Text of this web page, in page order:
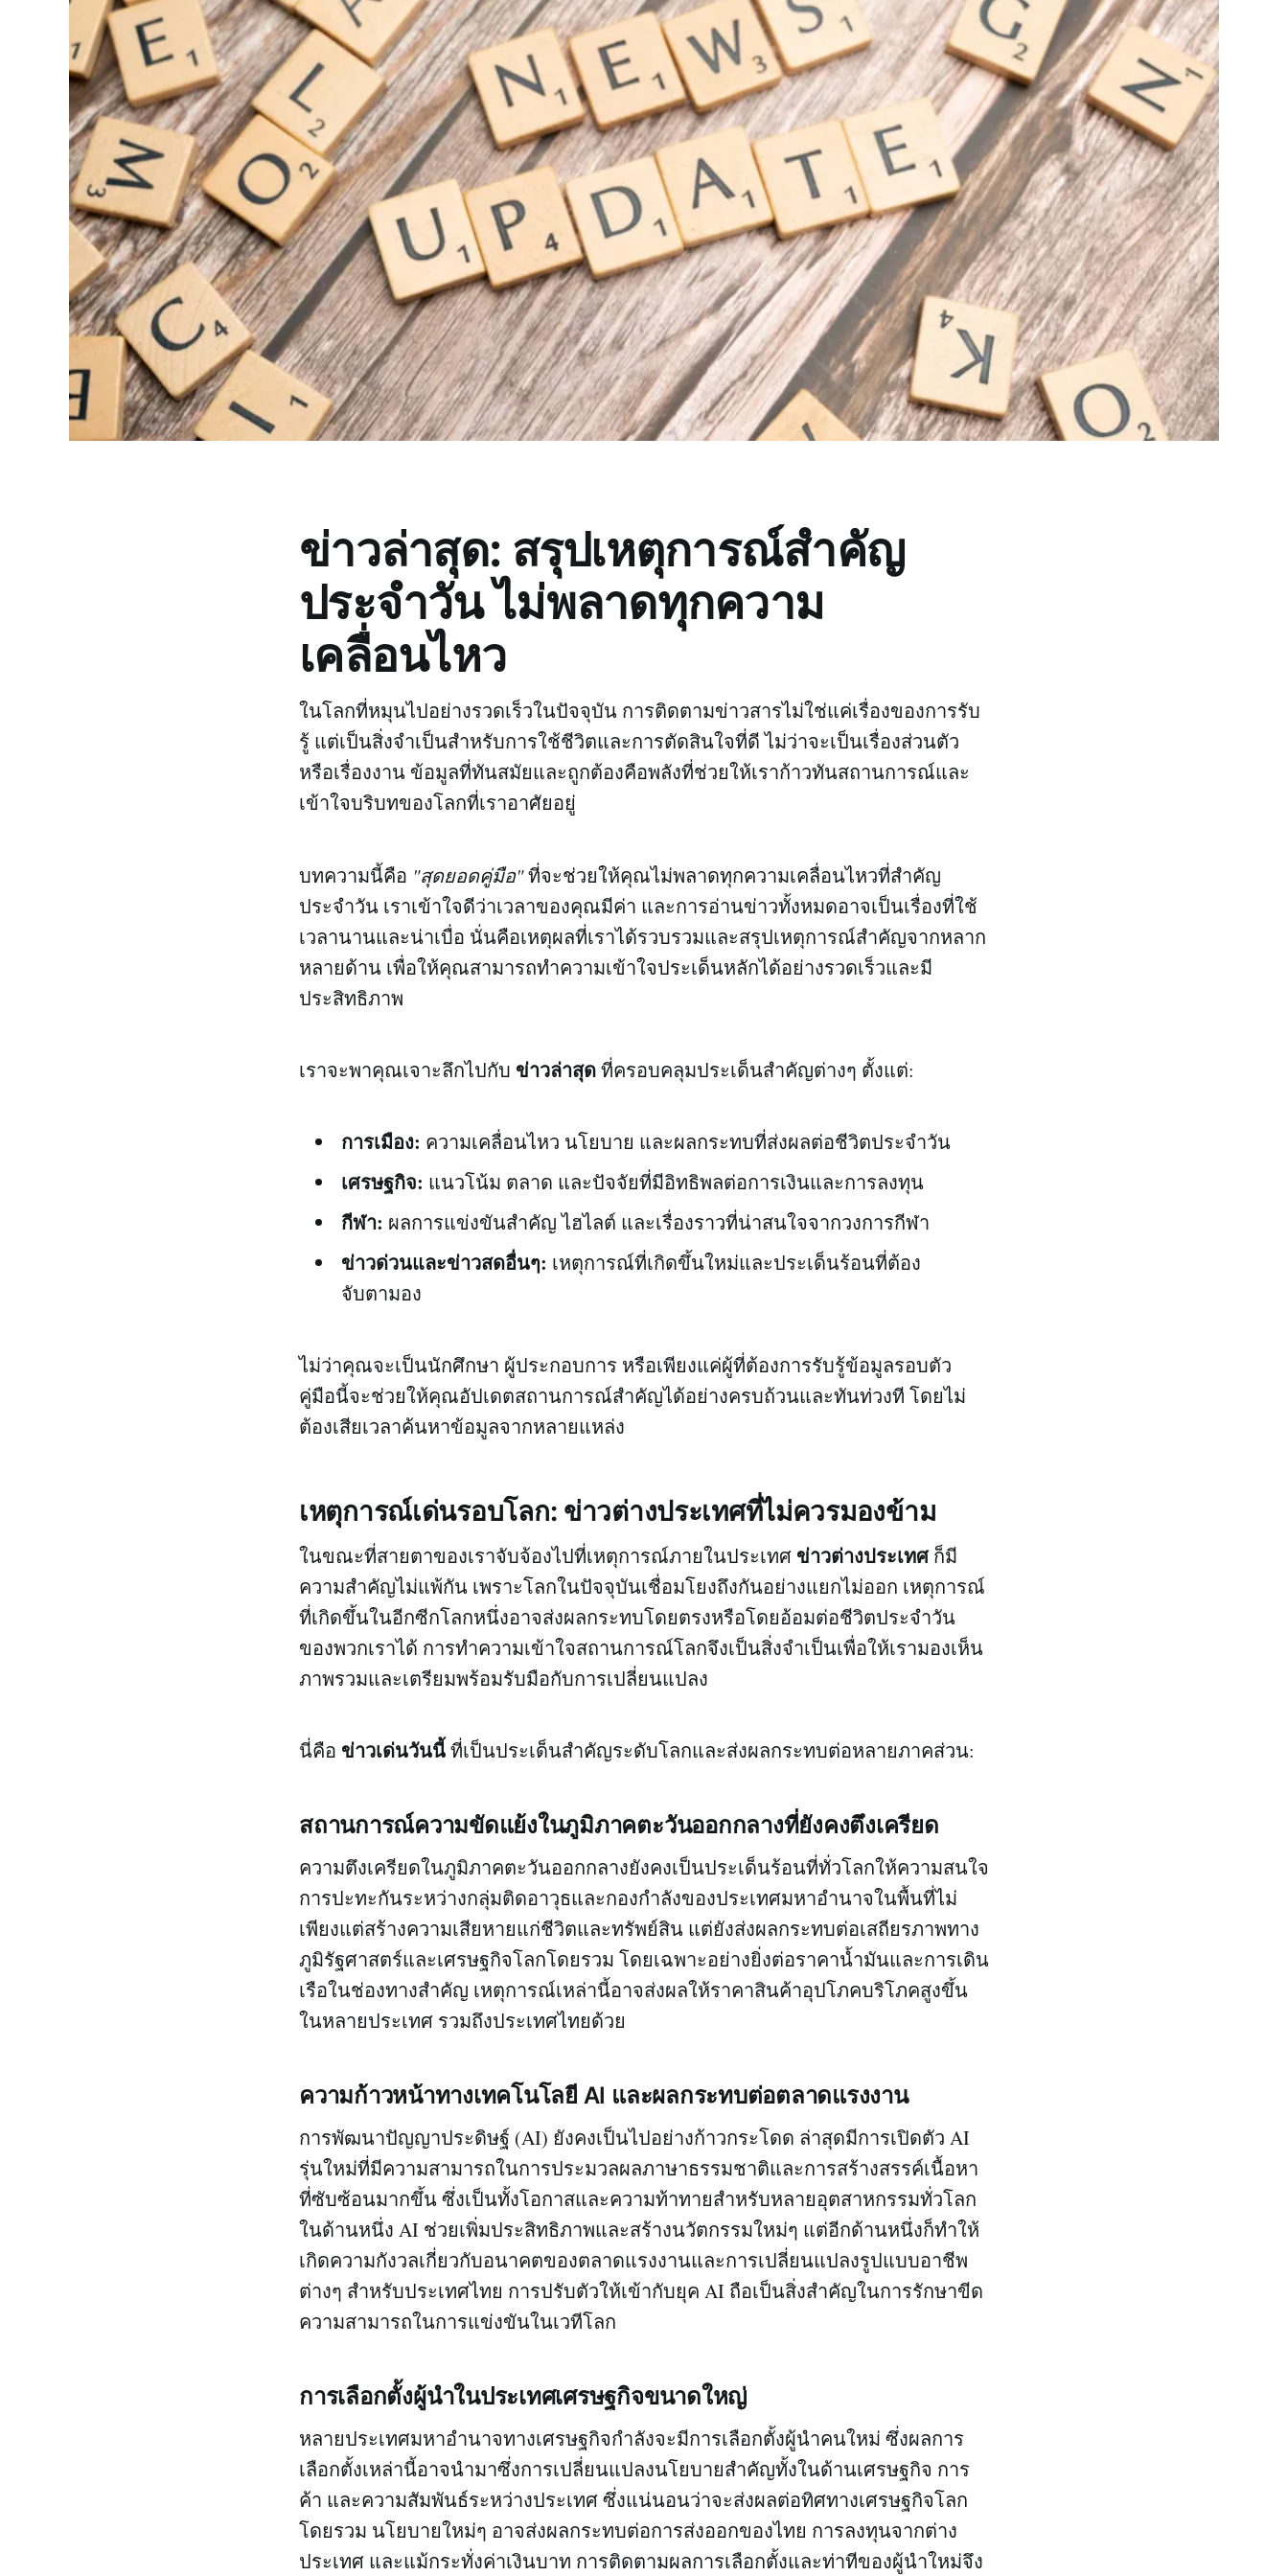
ข่าวล่าสุด: สรุปเหตุการณ์สำคัญ
ประจำวัน ไม่พลาดทุกความ
เคลื่อนไหว
ในโลกที่หมุนไปอย่างรวดเร็วในปัจจุบัน การติดตามข่าวสารไม่ใช่แค่เรื่องของการรับ
รู้ แต่เป็นสิ่งจำเป็นสำหรับการใช้ชีวิตและการตัดสินใจที่ดี ไม่ว่าจะเป็นเรื่องส่วนตัว
หรือเรื่องงาน ข้อมูลที่ทันสมัยและถูกต้องคือพลังที่ช่วยให้เราก้าวทันสถานการณ์และ
เข้าใจบริบทของโลกที่เราอาศัยอยู่
บทความนี้คือ "สุดยอดคู่มือ"ที่จะช่วยให้คุณไม่พลาดทุกความเคลื่อนไหวที่สำคัญ
ประจำวัน เราเข้าใจดีว่าเวลาของคุณมีค่า และการอ่านข่าวทั้งหมดอาจเป็นเรื่องที่ใช้
เวลานานและน่าเบื่อ นั่นคือเหตุผลที่เราได้รวบรวมและสรุปเหตุการณ์สำคัญจากหลาก
หลายด้าน เพื่อให้คุณสามารถทำความเข้าใจประเด็นหลักได้อย่างรวดเร็วและมี
ประสิทธิภาพ
เราจะพาคุณเจาะลึกไปกับ ข่าวล่าสุดที่ครอบคลุมประเด็นสำคัญต่างๆ ตั้งแต่:
การเมือง: ความเคลื่อนไหว นโยบาย และผลกระทบที่ส่งผลต่อชีวิตประจำวัน
เศรษฐกิจ: แนวโน้ม ตลาด และปัจจัยที่มีอิทธิพลต่อการเงินและการลงทุน
กีฬา: ผลการแข่งขันสำคัญ ไฮไลต์ และเรื่องราวที่น่าสนใจจากวงการกีฬา
ข่าวด่วนและข่าวสดอื่นๆ: เหตุการณ์ที่เกิดขึ้นใหม่และประเด็นร้อนที่ต้อง
จับตามอง
ไม่ว่าคุณจะเป็นนักศึกษา ผู้ประกอบการ หรือเพียงแค่ผู้ที่ต้องการรับรู้ข้อมูลรอบตัว
คู่มือนี้จะช่วยให้คุณอัปเดตสถานการณ์สำคัญได้อย่างครบถ้วนและทันท่วงที โดยไม่
ต้องเสียเวลาค้นหาข้อมูลจากหลายแหล่ง
เหตุการณ์เด่นรอบโลก: ข่าวต่างประเทศที่ไม่ควรมองข้าม
ในขณะที่สายตาของเราจับจ้องไปที่เหตุการณ์ภายในประเทศ ข่าวต่างประเทศก็มี
ความสำคัญไม่แพ้กัน เพราะโลกในปัจจุบันเชื่อมโยงถึงกันอย่างแยกไม่ออก เหตุการณ์
ที่เกิดขึ้นในอีกซีกโลกหนึ่งอาจส่งผลกระทบโดยตรงหรือโดยอ้อมต่อชีวิตประจำวัน
ของพวกเราได้ การทำความเข้าใจสถานการณ์โลกจึงเป็นสิ่งจำเป็นเพื่อให้เรามองเห็น
ภาพรวมและเตรียมพร้อมรับมือกับการเปลี่ยนแปลง
นี่คือ ข่าวเด่นวันนี้ที่เป็นประเด็นสำคัญระดับโลกและส่งผลกระทบต่อหลายภาคส่วน:
สถานการณ์ความขัดแย้งในภูมิภาคตะวันออกกลางที่ยังคงตึงเครียด
ความตึงเครียดในภูมิภาคตะวันออกกลางยังคงเป็นประเด็นร้อนที่ทั่วโลกให้ความสนใจ
การปะทะกันระหว่างกลุ่มติดอาวุธและกองกำลังของประเทศมหาอำนาจในพื้นที่ไม่
เพียงแต่สร้างความเสียหายแก่ชีวิตและทรัพย์สิน แต่ยังส่งผลกระทบต่อเสถียรภาพทาง
ภูมิรัฐศาสตร์และเศรษฐกิจโลกโดยรวม โดยเฉพาะอย่างยิ่งต่อราคาน้ำมันและการเดิน
เรือในช่องทางสำคัญ เหตุการณ์เหล่านี้อาจส่งผลให้ราคาสินค้าอุปโภคบริโภคสูงขึ้น
ในหลายประเทศ รวมถึงประเทศไทยด้วย
ความก้าวหน้าทางเทคโนโลยี AI และผลกระทบต่อตลาดแรงงาน
การพัฒนาปัญญาประดิษฐ์ (AI) ยังคงเป็นไปอย่างก้าวกระโดด ล่าสุดมีการเปิดตัว AI
รุ่นใหม่ที่มีความสามารถในการประมวลผลภาษาธรรมชาติและการสร้างสรรค์เนื้อหา
ที่ซับซ้อนมากขึ้น ซึ่งเป็นทั้งโอกาสและความท้าทายสำหรับหลายอุตสาหกรรมทั่วโลก
ในด้านหนึ่ง AI ช่วยเพิ่มประสิทธิภาพและสร้างนวัตกรรมใหม่ๆ แต่อีกด้านหนึ่งก็ทำให้
เกิดความกังวลเกี่ยวกับอนาคตของตลาดแรงงานและการเปลี่ยนแปลงรูปแบบอาชีพ
ต่างๆ สำหรับประเทศไทย การปรับตัวให้เข้ากับยุค AI ถือเป็นสิ่งสำคัญในการรักษาขีด
ความสามารถในการแข่งขันในเวทีโลก
การเลือกตั้งผู้นำในประเทศเศรษฐกิจขนาดใหญ่
หลายประเทศมหาอำนาจทางเศรษฐกิจกำลังจะมีการเลือกตั้งผู้นำคนใหม่ ซึ่งผลการ
เลือกตั้งเหล่านี้อาจนำมาซึ่งการเปลี่ยนแปลงนโยบายสำคัญทั้งในด้านเศรษฐกิจ การ
ค้า และความสัมพันธ์ระหว่างประเทศ ซึ่งแน่นอนว่าจะส่งผลต่อทิศทางเศรษฐกิจโลก
โดยรวม นโยบายใหม่ๆ อาจส่งผลกระทบต่อการส่งออกของไทย การลงทุนจากต่าง
ประเทศ และแม้กระทั่งค่าเงินบาท การติดตามผลการเลือกตั้งและท่าทีของผู้นำใหม่จึง